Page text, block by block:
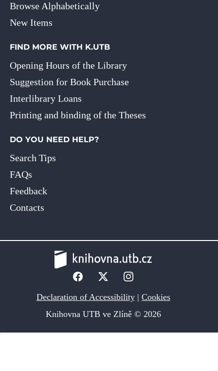
Browse Alphabetically
New Items
FIND MORE WITH K.UTB
Opening Hours of the Library
Suggestion for Book Purchase
Interlibrary Loans
Printing and binding of the Theses
DO YOU NEED HELP?
Search Tips
FAQs
Feedback
Contacts
Declaration of Accessibility| Cookies
Knihovna UTB ve Zlíně © 2026